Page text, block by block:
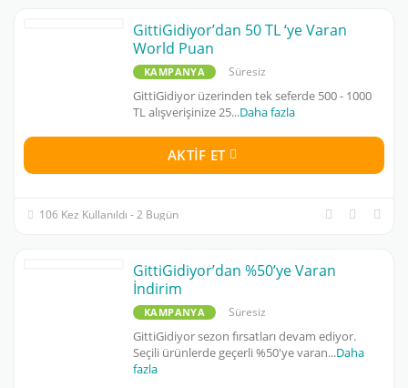
GittiGidiyor’dan 50 TL ‘ye Varan
World Puan
KAMPANYA Süresiz
GittiGidiyor üzerinden tek seferde 500 - 1000
TL alışverişinize 25...Daha fazla
AKTIF ET
106 Kez Kullanıldı - 2 Bugün
GittiGidiyor’dan %50’ye Varan
İndirim
KAMPANYA Süresiz
GittiGidiyor sezon fırsatları devam ediyor.
Seçili ürünlerde geçerli %50'ye varan...Daha
fazla